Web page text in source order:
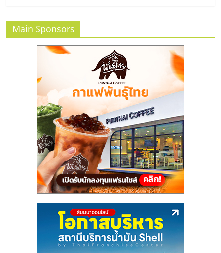
รน
ปรึกษา
แฟ
ไชส์,
รวม
Main Sponsors